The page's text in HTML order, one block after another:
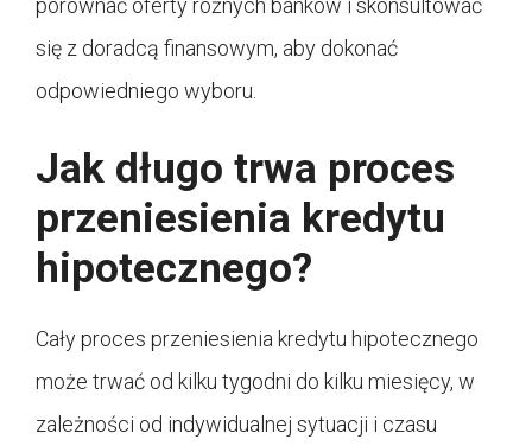
porównać oferty różnych banków i skonsultować
się z doradcą finansowym, aby dokonać
odpowiedniego wyboru.
Jak długo trwa proces
przeniesienia kredytu
hipotecznego?
Cały proces przeniesienia kredytu hipotecznego
może trwać od kilku tygodni do kilku miesięcy, w
zależności od indywidualnej sytuacji i czasu